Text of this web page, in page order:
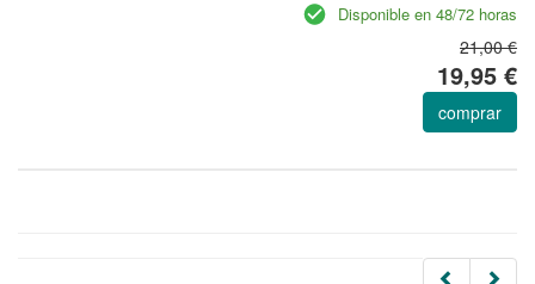
Disponible en 48/72 horas
21,00 €
19,95 €
comprar